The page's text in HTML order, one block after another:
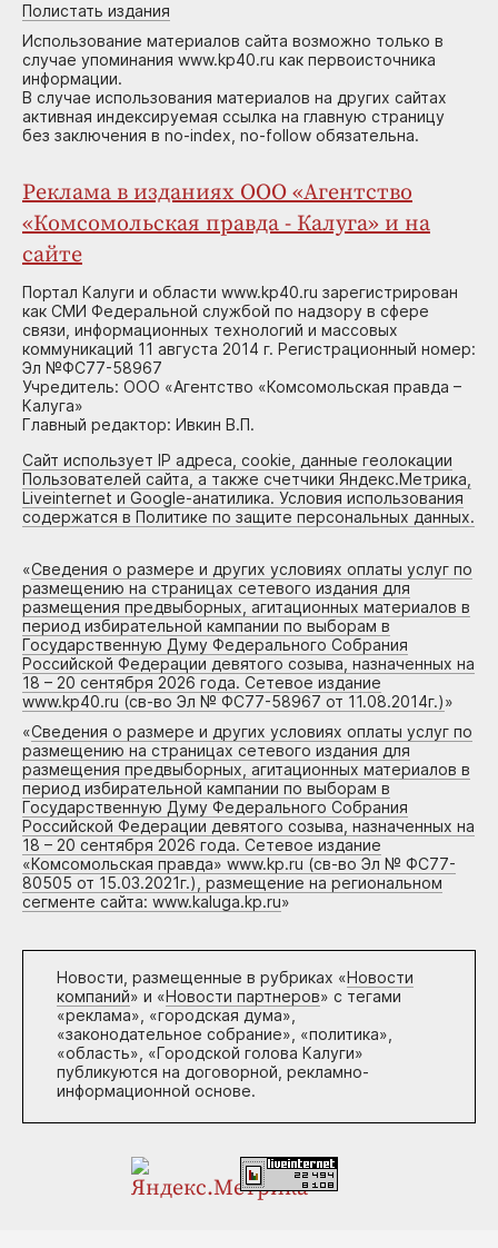
Полистать издания
Использование материалов сайта возможно только в
случае упоминания www.kp40.ru как первоисточника
информации.
В случае использования материалов на других сайтах
активная индексируемая ссылка на главную страницу
без заключения в no-index, no-follow обязательна.
Реклама в изданиях ООО «Агентство
«Комсомольская правда - Калуга» и на
сайте
Портал Калуги и области www.kp40.ru зарегистрирован
как СМИ Федеральной службой по надзору в сфере
связи, информационных технологий и массовых
коммуникаций 11 августа 2014 г. Регистрационный номер:
Эл №ФС77-58967
Учредитель: ООО «Агентство «Комсомольская правда –
Калуга»
Главный редактор: Ивкин В.П.
Сайт использует IP адреса, cookie, данные геолокации
Пользователей сайта, а также счетчики Яндекс.Метрика,
Liveinternet и Google-анатилика. Условия использования
содержатся в Политике по защите персональных данных.
«Сведения о размере и других условиях оплаты услуг по
размещению на страницах сетевого издания для
размещения предвыборных, агитационных материалов в
период избирательной кампании по выборам в
Государственную Думу Федерального Собрания
Российской Федерации девятого созыва, назначенных на
18 – 20 сентября 2026 года. Сетевое издание
www.kp40.ru (св-во Эл № ФС77-58967 от 11.08.2014г.)»
«Сведения о размере и других условиях оплаты услуг по
размещению на страницах сетевого издания для
размещения предвыборных, агитационных материалов в
период избирательной кампании по выборам в
Государственную Думу Федерального Собрания
Российской Федерации девятого созыва, назначенных на
18 – 20 сентября 2026 года. Сетевое издание
«Комсомольская правда» www.kp.ru (св-во Эл № ФС77-
80505 от 15.03.2021г.), размещение на региональном
сегменте сайта: www.kaluga.kp.ru»
Новости, размещенные в рубриках «Новости
компаний» и «Новости партнеров» с тегами
«реклама», «городская дума»,
«законодательное собрание», «политика»,
«область», «Городской голова Калуги»
публикуются на договорной, рекламно-
информационной основе.